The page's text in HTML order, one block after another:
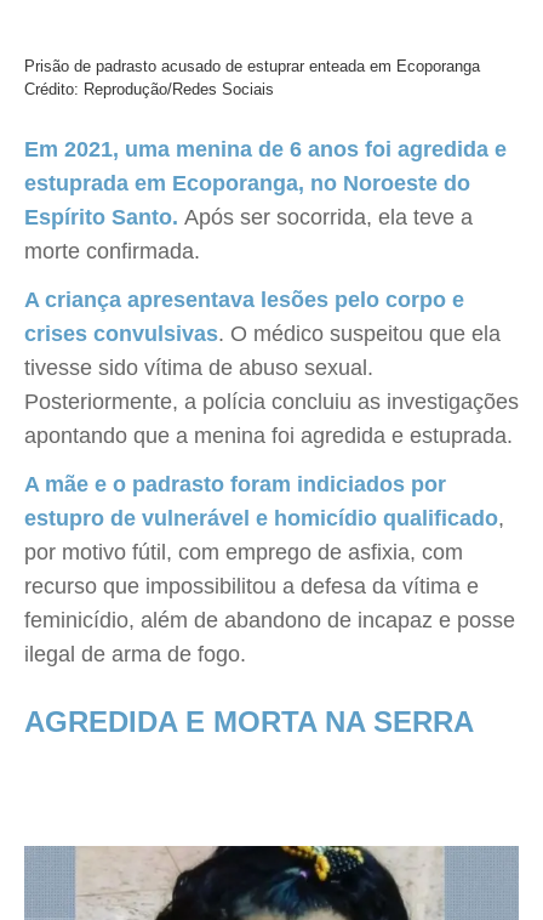
Prisão de padrasto acusado de estuprar enteada em Ecoporanga
Crédito: Reprodução/Redes Sociais
Em 2021, uma menina de 6 anos foi agredida e
estuprada em Ecoporanga, no Noroeste do
Espírito Santo. Após ser socorrida, ela teve a
morte confirmada.
A criança apresentava lesões pelo corpo e
crises convulsivas. O médico suspeitou que ela
tivesse sido vítima de abuso sexual.
Posteriormente, a polícia concluiu as investigações
apontando que a menina foi agredida e estuprada.
A mãe e o padrasto foram indiciados por
estupro de vulnerável e homicídio qualificado,
por motivo fútil, com emprego de asfixia, com
recurso que impossibilitou a defesa da vítima e
feminicídio, além de abandono de incapaz e posse
ilegal de arma de fogo.
AGREDIDA E MORTA NA SERRA